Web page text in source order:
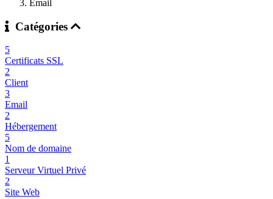
Email
Catégories
5
Certificats SSL
2
Client
3
Email
2
Hébergement
5
Nom de domaine
1
Serveur Virtuel Privé
2
Site Web